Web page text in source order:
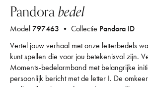
Pandorabedel
Model797463 • Collectie Pandora ID
Vertel jouw verhaal met onze letterbedels
kunt spellen die voor jou betekenisvol zijn.
Moments-bedelarmband met belangrijke
persoonlijk bericht met de letter I. De